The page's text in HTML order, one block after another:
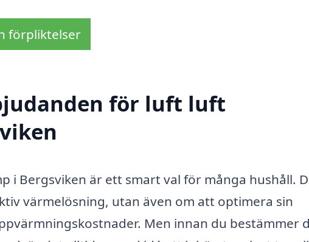
förpliktelser
för luft luft
i Bergsviken är ett smart val för många hushåll.
värmelösning, utan även om att optimera sin
Men innan du bestämmer